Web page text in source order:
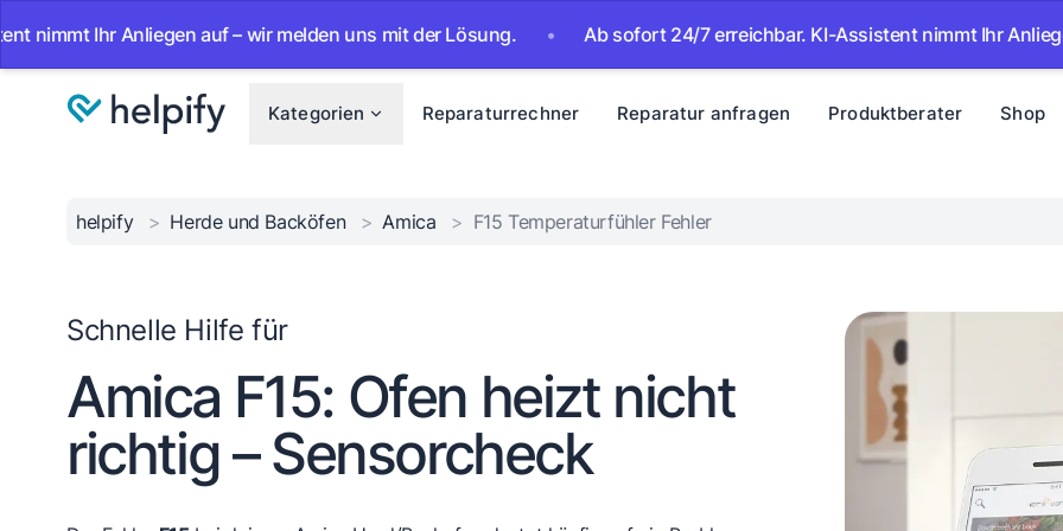
Anliegen auf – wir melden uns mit der Lösung. • Ab sofort 24/7 erreichbar. KI-Assistent nimmt Ihr Anliegen auf –
Kategorien Reparaturrechner Reparatur anfragen Produktberater Shop
helpify > Herde und Backöfen > Amica > F15 Temperaturfühler Fehler
Schnelle Hilfe für
Amica F15: Ofen heizt nicht
richtig – Sensorcheck